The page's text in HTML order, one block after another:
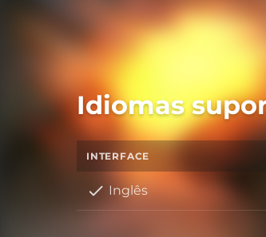
Idiomas
INTERFACE
Inglês